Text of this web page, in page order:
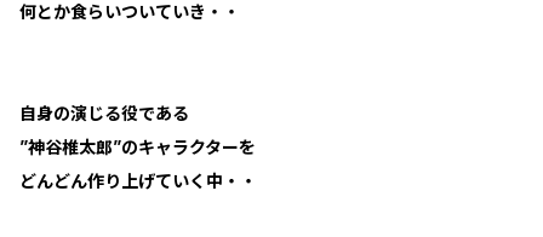
何とか食らいついていき・・
自身の演じる役である
”神谷椎太郎”のキャラクターを
どんどん作り上げていく中・・